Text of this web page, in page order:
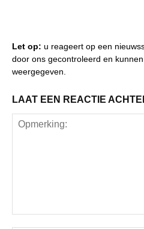
Let op: u reageert op een
door ons gecontroleerd en
weergegeven.
LAAT EEN REACTIE